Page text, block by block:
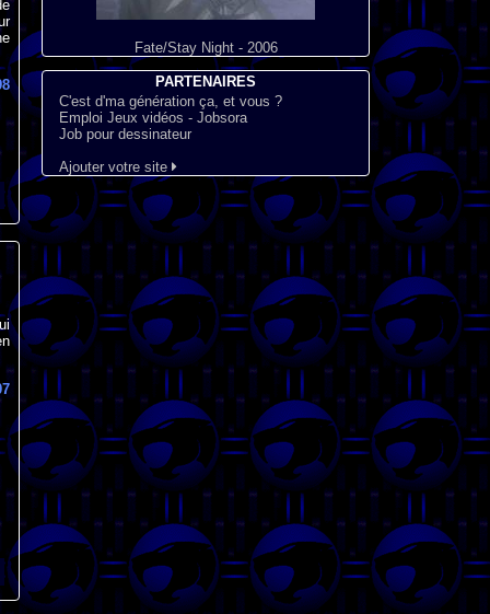
Fate/Stay Night - 2006
PARTENAIRES
C'est d'ma génération ça, et vous ?
Emploi Jeux vidéos - Jobsora
Job pour dessinateur
Ajouter votre site